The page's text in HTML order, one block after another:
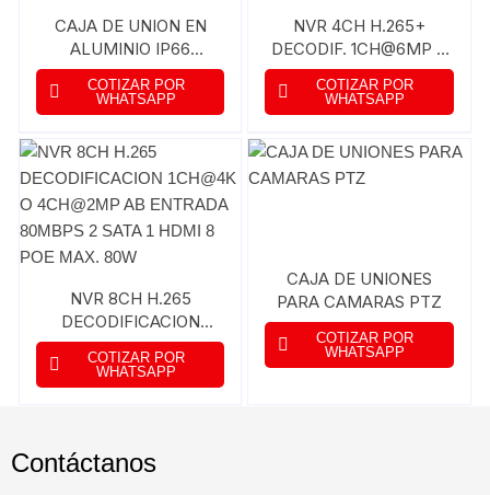
CAJA DE UNION EN
ALUMINIO IP66
MEDIDAS 90MM DE
DIAMETRO X 34,1MM
DE ALTO PARA TUBO
1/2″
COTIZAR POR
WHATSAPP
NVR 4CH H.265+
DECODIF. 1CH@6MP U
4CH@1080P AB
ENTRADA 80MBPS 1
SATA 1 HDMI 4 POE
MAX. 36W
COTIZAR POR
WHATSAPP
NVR 8CH H.265
DECODIFICACION
1CH@4K O 4CH@2MP
AB ENTRADA 80MBPS 2
SATA 1 HDMI 8 POE
COTIZAR POR
WHATSAPP
CAJA DE UNIONES
PARA CAMARAS PTZ
COTIZAR POR
WHATSAPP
Contáctanos